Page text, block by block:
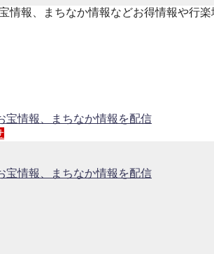
情報、まちなか情報などお得情報や行楽